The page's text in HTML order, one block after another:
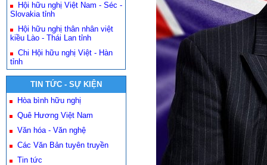
Hội hữu nghị Việt Nam - Séc -
Slovakia tỉnh
Hội hữu nghị thân nhân việt
kiều Lào - Thái Lan tỉnh
Chi Hội hữu nghị Việt - Hàn
tỉnh
TIN TỨC - SỰ KIỆN
Hòa bình hữu nghị
Quê Hương Việt Nam
Văn hóa - Văn nghệ
Các Văn Bản tuyên truyền
Tin tức